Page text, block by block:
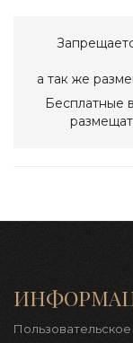
а так же
Бесплатные